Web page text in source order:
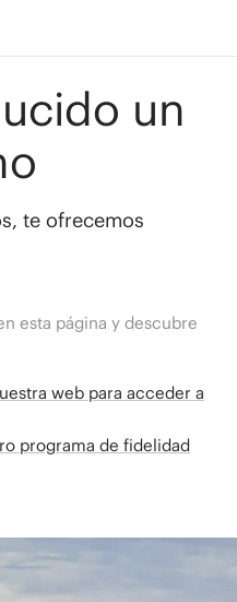
un
te ofrecemos
esta página y descubre
web para acceder a
programa de fidelidad